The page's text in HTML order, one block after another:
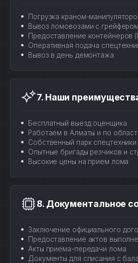
Погрузка краном-
Вывоз ломовозами с грейфером
Предоставление контейнеров
Оперативная подача
Вывоз в день демонтажа
7. Наши
Бесплатный выезд оценщика
Работаем в Алматы и по
Собственный парк спецтехники
Опытные бригады резчиков и
Высокие цены на прием лома
8. Документальное
Заключение официального
Предоставление актов
Акты приема-передачи лома
Документы для списания с